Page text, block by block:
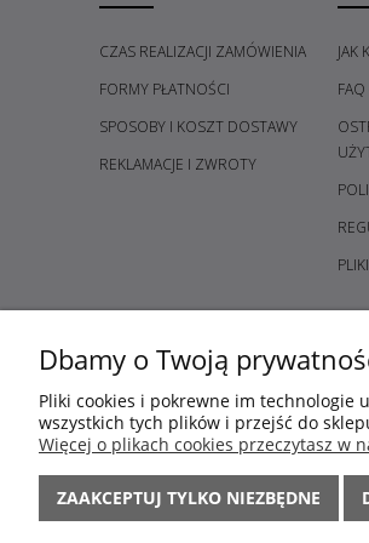
CZAS REALIZACJI ZAMÓWIENIA
FORMY PŁATNOŚCI
SPOSOBY I KOSZT DOSTAWY
REKLAMACJE I ZWROTY
JAK
Dbamy o Twoją
Pliki cookies i pokrewne im technologie
wszystkich tych plików i przejść do
Więcej o plikach cookies przeczytasz w
ZAAKCEPTUJ TYLKO NIEZBĘDNE